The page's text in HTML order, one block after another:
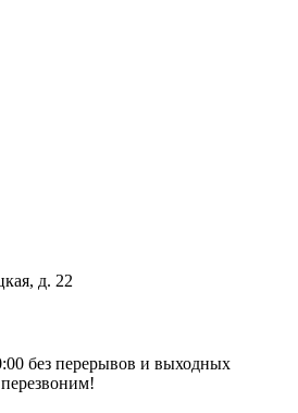
опыт по обслуживанию
д. 22
без перерывов и выходных